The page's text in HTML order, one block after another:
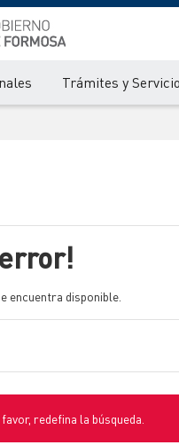
Trámites y
encuentra disponible.
redefina la búsqueda.